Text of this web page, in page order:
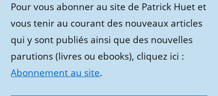
Pour vous abonner au site de Patrick Huet et
vous tenir au courant des nouveaux articles
qui y sont publiés ainsi que des nouvelles
parutions (livres ou ebooks), cliquez ici :
Abonnement au site.